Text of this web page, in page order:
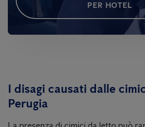
PER HOTEL
I disagi causati dalle
Perugia